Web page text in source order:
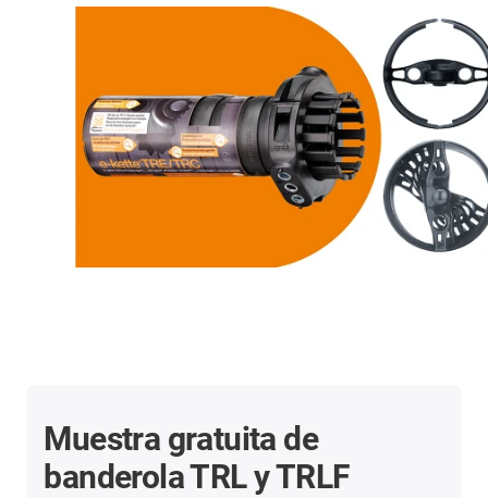
Muestra gratuita de
banderola TRL y TRLF